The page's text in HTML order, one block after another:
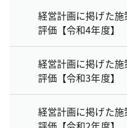
経営計画に掲げた
評価【令和4年度】
経営計画に掲げた
評価【令和3年度】
経営計画に掲げた